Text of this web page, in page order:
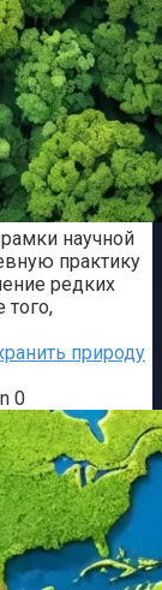
научной
практику
редких
того,
природу
0